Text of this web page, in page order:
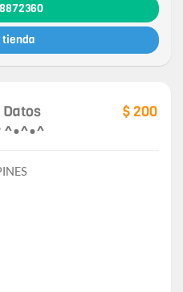
tienda
^•^•^
$ 200